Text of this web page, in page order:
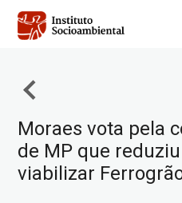
Pular
para
principal
Moraes vota pela
de MP que
viabilizar